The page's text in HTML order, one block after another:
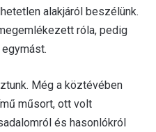
alakjáról beszélünk.
róla, pedig
Még a köztévében
műsort, ott volt
és hasonlókról